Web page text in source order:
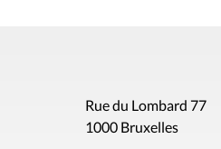
Rue du Lombard 77
1000 Bruxelles